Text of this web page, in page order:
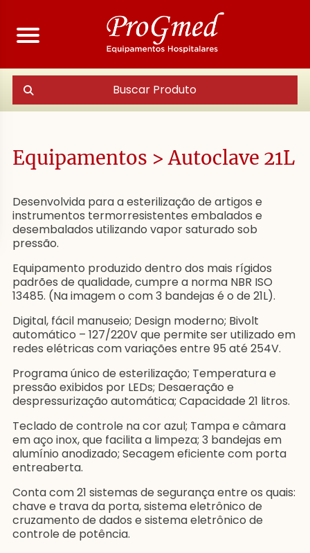
Buscar Produto
Equipamentos >Autoclave 21L
Desenvolvida para a esterilização de artigos e
instrumentos termorresistentes embalados e
desembalados utilizando vapor saturado sob
pressão.
Equipamento produzido dentro dos mais rígidos
padrões de qualidade, cumpre a norma NBR ISO
13485. (Na imagem o com 3 bandejas é o de 21L).
Digital, fácil manuseio; Design moderno; Bivolt
automático – 127/220V que permite ser utilizado em
redes elétricas com variações entre 95 até 254V.
Programa único de esterilização; Temperatura e
pressão exibidos por LEDs; Desaeração e
despressurização automática; Capacidade 21 litros.
Teclado de controle na cor azul; Tampa e câmara
em aço inox, que facilita a limpeza; 3 bandejas em
alumínio anodizado; Secagem eficiente com porta
entreaberta.
Conta com 21 sistemas de segurança entre os quais:
chave e trava da porta, sistema eletrônico de
cruzamento de dados e sistema eletrônico de
controle de potência.